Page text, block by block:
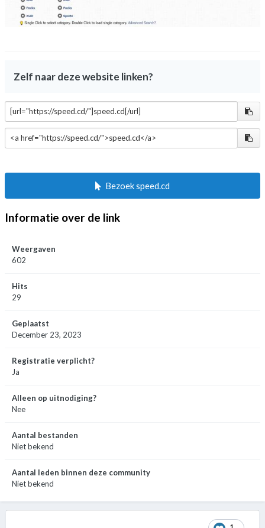
Zelf naar deze website linken?
Bezoek speed.cd
Informatie over de link
Weergaven
602
Hits
29
Geplaatst
December 23, 2023
Registratie verplicht?
Ja
Alleen op uitnodiging?
Nee
Aantal bestanden
Niet bekend
Aantal leden binnen deze community
Niet bekend